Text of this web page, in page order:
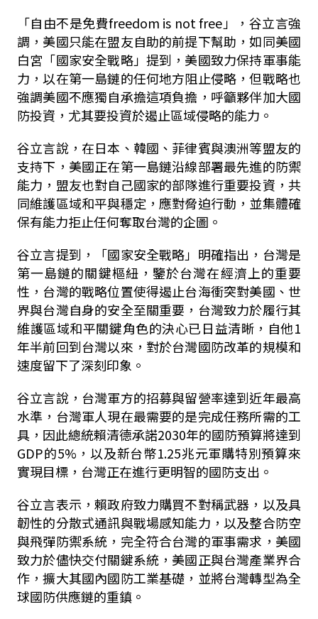
「自由不是免費freedom is not free」，谷立言強
調，美國只能在盟友自助的前提下幫助，如同美國
白宮「國家安全戰略」提到，美國致力保持軍事能
力，以在第一島鏈的任何地方阻止侵略，但戰略也
強調美國不應獨自承擔這項負擔，呼籲夥伴加大國
防投資，尤其要投資於遏止區域侵略的能力。
谷立言說，在日本、韓國、菲律賓與澳洲等盟友的
支持下，美國正在第一島鏈沿線部署最先進的防禦
能力，盟友也對自己國家的部隊進行重要投資，共
同維護區域和平與穩定，應對脅迫行動，並集體確
保有能力拒止任何奪取台灣的企圖。
谷立言提到，「國家安全戰略」明確指出，台灣是
第一島鏈的關鍵樞紐，鑒於台灣在經濟上的重要
性，台灣的戰略位置使得遏止台海衝突對美國、世
界與台灣自身的安全至關重要，台灣致力於履行其
維護區域和平關鍵角色的決心已日益清晰，自他1
年半前回到台灣以來，對於台灣國防改革的規模和
速度留下了深刻印象。
谷立言說，台灣軍方的招募與留營率達到近年最高
水準，台灣軍人現在最需要的是完成任務所需的工
具，因此總統賴清德承諾2030年的國防預算將達到
GDP的5%，以及新台幣1.25兆元軍購特別預算來
實現目標，台灣正在進行更明智的國防支出。
谷立言表示，賴政府致力購買不對稱武器，以及具
韌性的分散式通訊與戰場感知能力，以及整合防空
與飛彈防禦系統，完全符合台灣的軍事需求，美國
致力於儘快交付關鍵系統，美國正與台灣產業界合
作，擴大其國內國防工業基礎，並將台灣轉型為全
球國防供應鏈的重鎮。